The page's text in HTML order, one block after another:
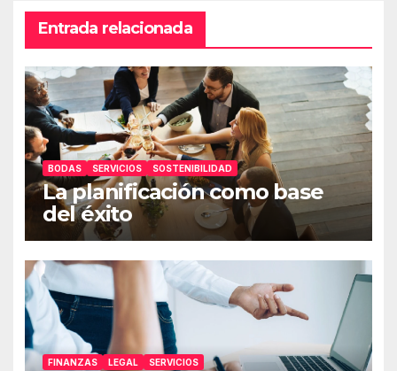
Entrada relacionada
BODAS SERVICIOS SOSTENIBILIDAD
La planificación como base
del éxito
FINANZAS LEGAL SERVICIOS